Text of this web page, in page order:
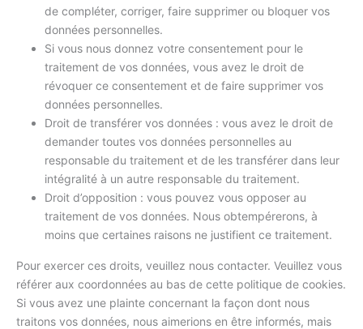
de compléter, corriger, faire supprimer ou bloquer vos
données personnelles.
Si vous nous donnez votre consentement pour le
traitement de vos données, vous avez le droit de
révoquer ce consentement et de faire supprimer vos
données personnelles.
Droit de transférer vos données : vous avez le droit de
demander toutes vos données personnelles au
responsable du traitement et de les transférer dans leur
intégralité à un autre responsable du traitement.
Droit d’opposition : vous pouvez vous opposer au
traitement de vos données. Nous obtempérerons, à
moins que certaines raisons ne justifient ce traitement.
Pour exercer ces droits, veuillez nous contacter. Veuillez vous
référer aux coordonnées au bas de cette politique de cookies.
Si vous avez une plainte concernant la façon dont nous
traitons vos données, nous aimerions en être informés, mais